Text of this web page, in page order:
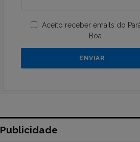
Aceito receber emails do
Boa
Publicidade